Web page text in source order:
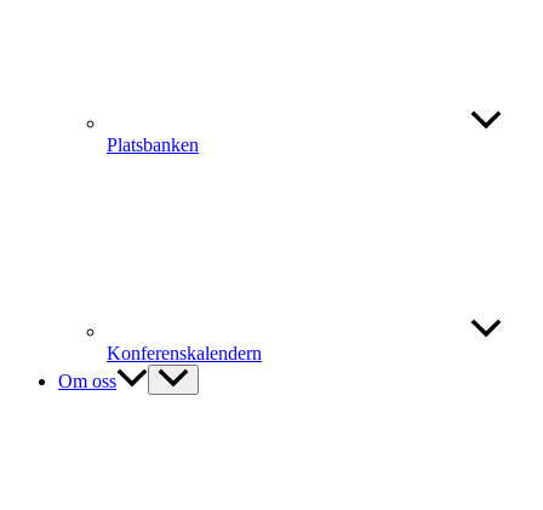
Platsbanken
Konferenskalendern
Om oss